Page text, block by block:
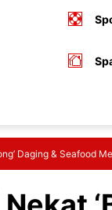
Daging & Seafood